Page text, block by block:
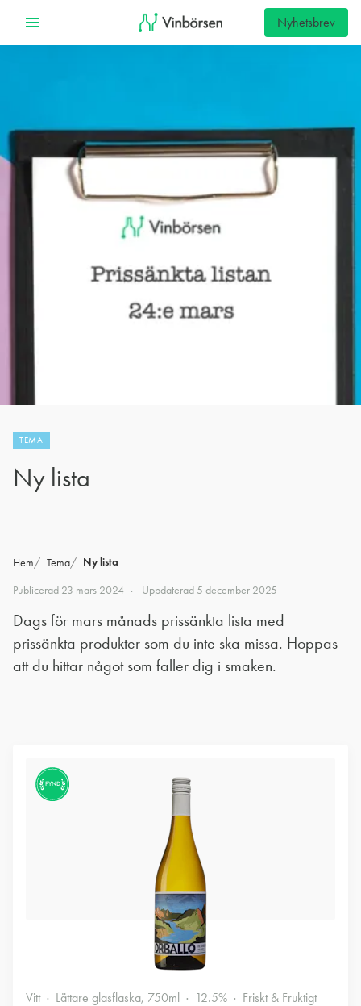
Nyhetsbrev
TEMA
Ny lista
Hem Tema Ny lista
Publicerad 23 mars 2024 Uppdaterad5 december 2025
Dags för mars månads prissänkta lista med
prissänkta produkter som du inte ska missa. Hoppas
att du hittar något som faller dig i smaken.
FYND
Vitt Lättare glasflaska, 750ml 12.5% Friskt & Fruktigt